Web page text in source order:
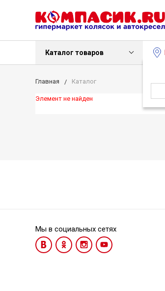
Каталог товаров
Главная Каталог
Элемент не найден
Мы в социальных сетях